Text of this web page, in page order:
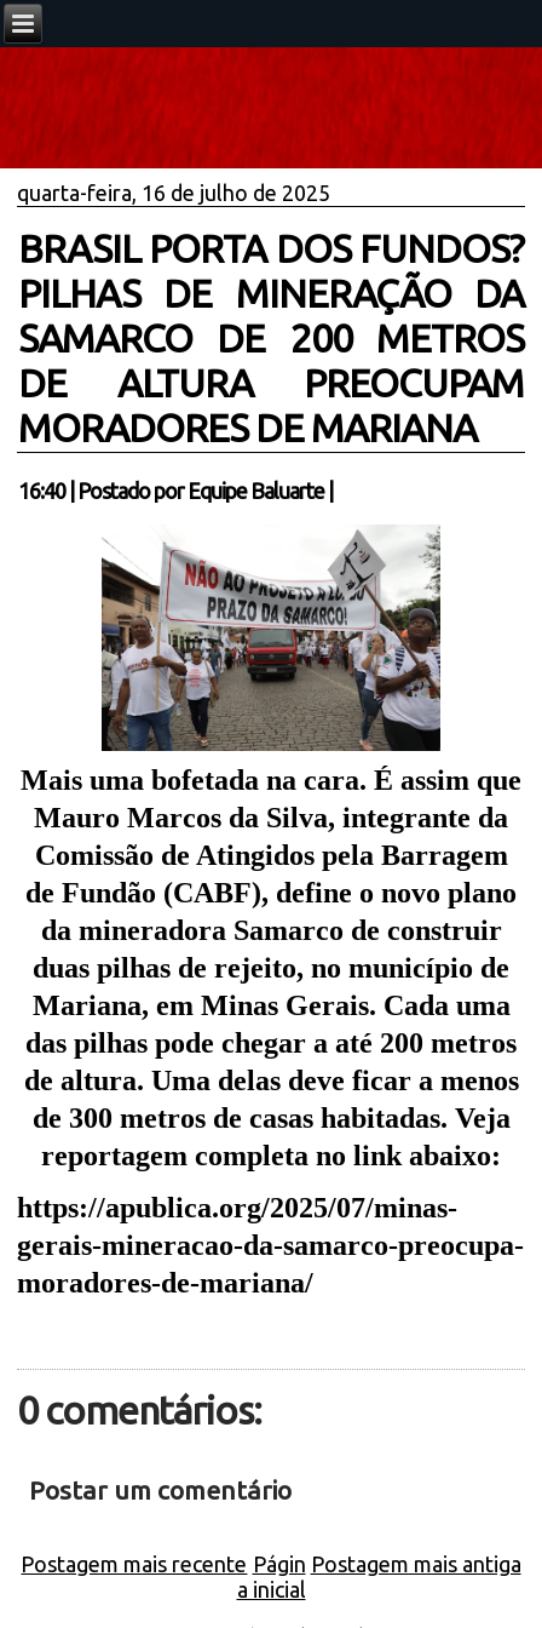
quarta-feira, 16 de julho de 2025
BRASIL PORTA DOS FUNDOS?
PILHAS DE MINERAÇÃO DA
SAMARCO DE 200 METROS
DE ALTURA PREOCUPAM
MORADORES DE MARIANA
16:40| Postado por Equipe Baluarte
Mais uma bofetada na cara. É assim que
Mauro Marcos da Silva, integrante da
Comissão de Atingidos pela Barragem
de Fundão (CABF), define o novo plano
da mineradora Samarco de construir
duas pilhas de rejeito, no município de
Mariana, em Minas Gerais. Cada uma
das pilhas pode chegar a até 200 metros
de altura. Uma delas deve ficar a menos
de 300 metros de casas habitadas. Veja
reportagem completa no link abaixo:
https://apublica.org/2025/07/minas-
gerais-mineracao-da-samarco-preocupa-
moradores-de-mariana/
0 comentários:
Postar um comentário
Postagem mais recente Postagem mais antiga
Págin
a inicial